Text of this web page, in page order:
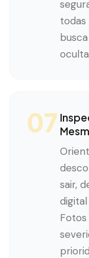
todas
07
sair,
Fotos